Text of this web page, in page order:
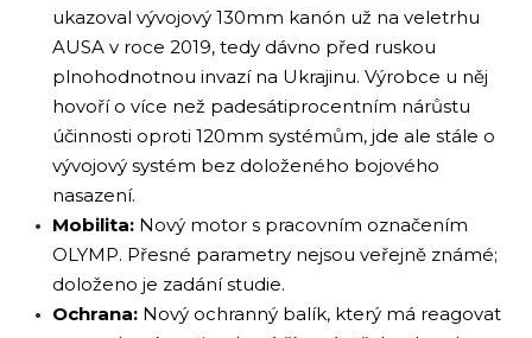
ukazoval vývojový 130mm kanón už na veletrhu
AUSA v roce 2019, tedy dávno před ruskou
plnohodnotnou invazí na Ukrajinu. Výrobce u něj
hovoří o více než padesátiprocentním nárůstu
účinnosti oproti 120mm systémům, jde ale stále o
vývojový systém bez doloženého bojového
nasazení.
Mobilita: Nový motor s pracovním označením
OLYMP. Přesné parametry nejsou veřejně známé;
doloženo je zadání studie.
Ochrana: Nový ochranný balík, který má reagovat